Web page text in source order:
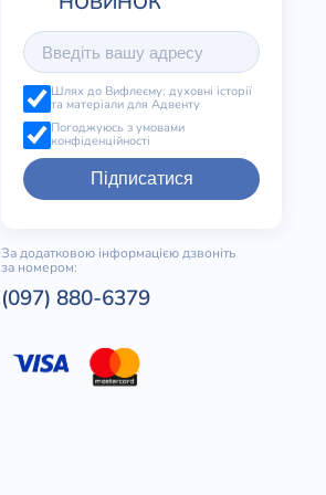
Шлях до Вифлеєму: духовні історії
та матеріали для Адвенту
Погоджуюсь з умовами
конфіденційності
Підписатися
За додатковою інформацією дзвоніть
за номером:
(097) 880-6379